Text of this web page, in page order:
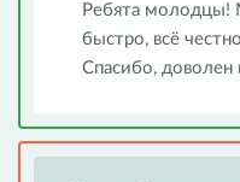
Ребята
быстро, всё
Спасибо, доволен